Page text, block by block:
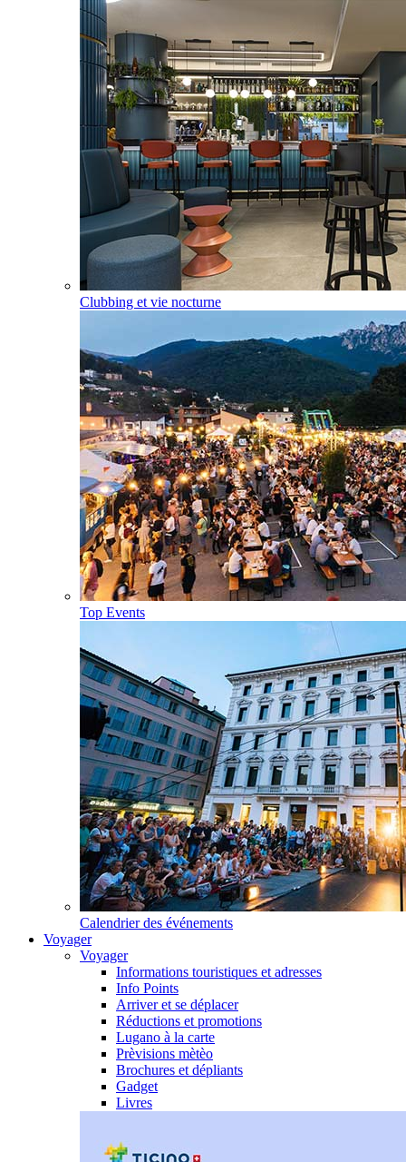
Clubbing et vie nocturne
Top Events
Calendrier des événements
Voyager
Voyager
Informations touristiques et adresses
Info Points
Arriver et se déplacer
Réductions et promotions
Lugano à la carte
Prèvisions mètèo
Brochures et dépliants
Gadget
Livres